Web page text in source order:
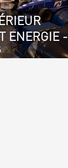
ENERGIE -